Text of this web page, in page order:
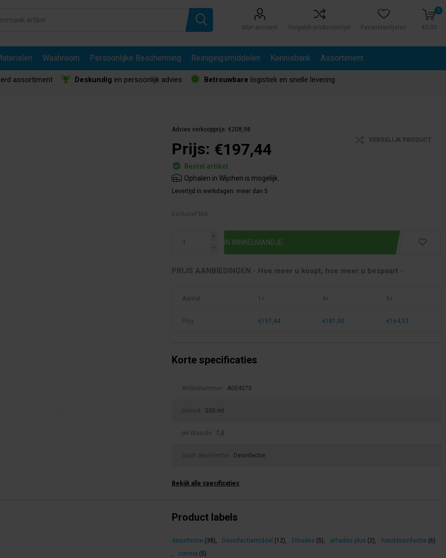
Mijn account Vergelijk productenlijst Favorietenlijsten
0
€0,00
Washroom Persoonlijke Bescherming Reinigingsmiddelen Kennisbank Assortiment
assortiment Deskundig en persoonlijk advies Betrouwbare logistiek en snelle levering
Advies verkoopprijs: €208,98
Prijs: €197,44 VERGELIJK PRODUCT
Bestel artikel.
Ophalen in Wijchen is mogelijk.
Levertijd in werkdagen: meer dan 5
Exclusief btw.
i
h
PRIJS AANBIEDINGEN - Hoe meer u koopt, hoe meer u bespaart -
Aantal 1+ 4+ 8+
Prijs €197,44 €181,00 €164,53
Korte specificaties
Artikelnummer: A004070
Inhoud: 500 ml
pH Waarde: 7,0
Soort desinfectie: Desinfectie
Bekijk alle specificaties
Product labels
desinfectie (38), Desinfectiemiddel (12), Ethades (5), ethades plus (2), handdesinfectie (6)
,
corona (5)